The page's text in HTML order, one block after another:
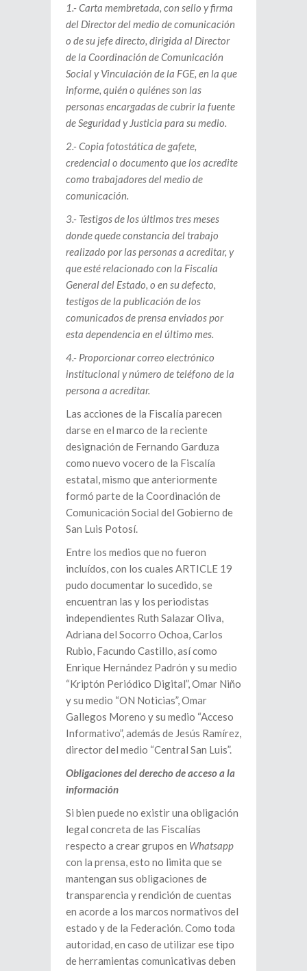
1.- Carta membretada, con sello y firma
del Director del medio de comunicación
o de su jefe directo, dirigida al Director
de la Coordinación de Comunicación
Social y Vinculación de la FGE, en la que
informe, quién o quiénes son las
personas encargadas de cubrir la fuente
de Seguridad y Justicia para su medio.
2.- Copia fotostática de gafete,
credencial o documento que los acredite
como trabajadores del medio de
comunicación.
3.- Testigos de los últimos tres meses
donde quede constancia del trabajo
realizado por las personas a acreditar, y
que esté relacionado con la Fiscalía
General del Estado, o en su defecto,
testigos de la publicación de los
comunicados de prensa enviados por
esta dependencia en el último mes.
4.- Proporcionar correo electrónico
institucional y número de teléfono de la
persona a acreditar.
Las acciones de la Fiscalía parecen
darse en el marco de la reciente
designación de Fernando Garduza
como nuevo vocero de la Fiscalía
estatal, mismo que anteriormente
formó parte de la Coordinación de
Comunicación Social del Gobierno de
San Luis Potosí.
Entre los medios que no fueron
incluídos, con los cuales ARTICLE 19
pudo documentar lo sucedido, se
encuentran las y los periodistas
independientes Ruth Salazar Oliva,
Adriana del Socorro Ochoa, Carlos
Rubio, Facundo Castillo, así como
Enrique Hernández Padrón y su medio
“Kriptón Periódico Digital”, Omar Niño
y su medio “ON Noticias”, Omar
Gallegos Moreno y su medio “Acceso
Informativo”, además de Jesús Ramírez,
director del medio “Central San Luis”.
Obligaciones del derecho de acceso a la
información
Si bien puede no existir una obligación
legal concreta de las Fiscalías
respecto a crear grupos en Whatsapp
con la prensa, esto no limita que se
mantengan sus obligaciones de
transparencia y rendición de cuentas
en acorde a los marcos normativos del
estado y de la Federación. Como toda
autoridad, en caso de utilizar ese tipo
de herramientas comunicativas deben